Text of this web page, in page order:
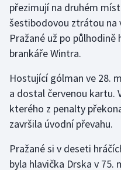
přezimují na druhém
šestibodovou ztrátou na
Pražané už po půlhodině
brankáře Wintra.
Hostující gólman ve 28.
a dostal červenou kartu.
kterého z penalty
završila úvodní převahu.
Pražané si v deseti
byla hlavička Drska v